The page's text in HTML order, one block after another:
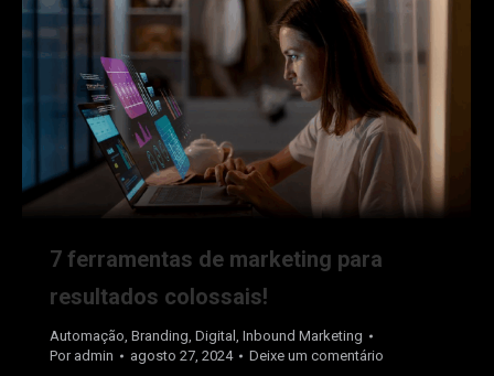
7 ferramentas de marketing para
resultados colossais!
Automação Branding Digital Inbound Marketing
Por admin agosto 27, 2024 Deixe um comentário